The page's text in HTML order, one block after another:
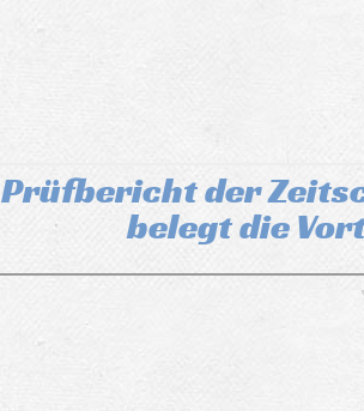
Prüfbericht der
belegt die